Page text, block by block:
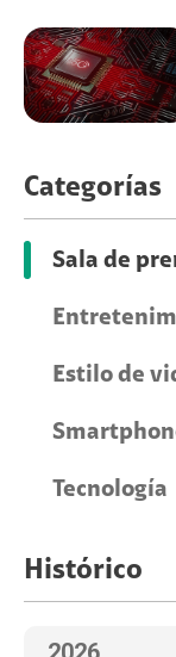
Categorías
Sala de
Estilo de
Tecnología
Histórico